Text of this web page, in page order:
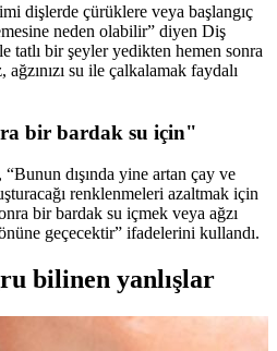
dişlerde çürüklere veya başlangıç
neden olabilir” diyen Diş
tatlı bir şeyler yedikten hemen sonra
su ile çalkalamak faydalı
bir bardak su için"
dışında yine artan çay ve
renklenmeleri azaltmak için
bir bardak su içmek veya ağzı
geçecektir” ifadelerini kullandı.
bilinen yanlışlar